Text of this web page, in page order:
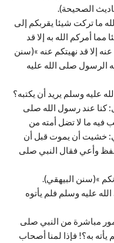
الصحيحة).
ما تركت شيئا يقربكم إلى
مما أمركم الله به إلا قد
إلا قد نهيتكم عنه »(سنن
الرسول صلى الله عليه
عليه وسلم يريد أن يكتبه؟
كنا عند رسول الله صلى
فيه ما لا تضل أمته من
خشيت أن يموت قبل أن
وأعي فقال النبي صلى
»(سنن البيهقي).
عليه وسلم فلم يأتوه
مباشرة من النبي صلى
يأته به؟! فإذا لمنا أصحاب